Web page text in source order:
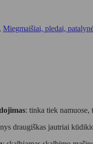
, Miegmaišiai, pledai,
: tinka tiek namuose,
draugiškas jautriai